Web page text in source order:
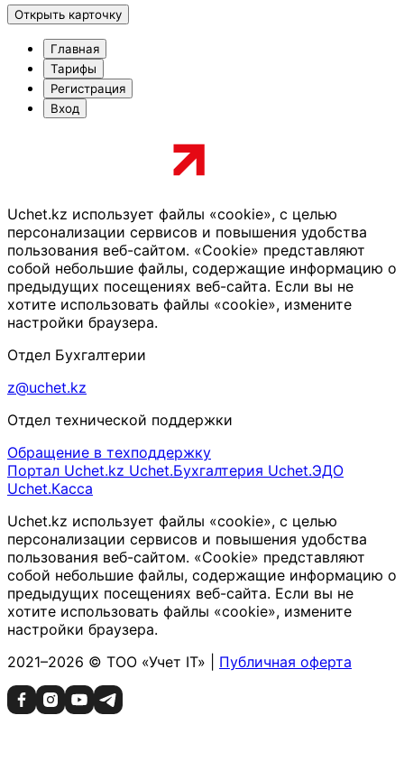
Открыть карточку
Главная
Тарифы
Регистрация
Вход
Uchet.kz использует файлы «cookie», с целью
персонализации сервисов и повышения удобства
пользования веб-сайтом. «Cookie» представляют
собой небольшие файлы, содержащие информацию о
предыдущих посещениях веб-сайта. Если вы не
хотите использовать файлы «cookie», измените
настройки браузера.
Отдел Бухгалтерии
z@uchet.kz
Отдел технической поддержки
Обращение в техподдержку
Портал Uchet.kz Uchet.Бухгалтерия Uchet.ЭДО
Uchet.Касса
Uchet.kz использует файлы «cookie», с целью
персонализации сервисов и повышения удобства
пользования веб-сайтом. «Cookie» представляют
собой небольшие файлы, содержащие информацию о
предыдущих посещениях веб-сайта. Если вы не
хотите использовать файлы «cookie», измените
настройки браузера.
2021–2026 © ТОО «Учет IT» | Публичная оферта